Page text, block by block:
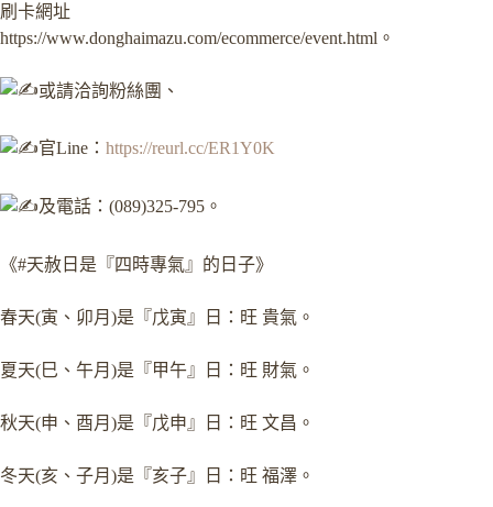
刷卡網址
https://www.donghaimazu.com/ecommerce/event.html。
或請洽詢粉絲團、
官Line： https://reurl.cc/ER1Y0K
及電話：(089)325-795。
《#天赦日是『四時專氣』的日子》
春天(寅、卯月)是『戊寅』日：旺 貴氣。
夏天(巳、午月)是『甲午』日：旺 財氣。
秋天(申、酉月)是『戊申』日：旺 文昌。
冬天(亥、子月)是『亥子』日：旺 福澤。